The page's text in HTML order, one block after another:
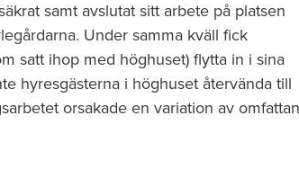
samt avslutat sitt arbete på platsen
Under samma kväll fick
satt ihop med höghuset) flytta in i sina
hyresgästerna i höghuset återvända till
orsakade en variation av